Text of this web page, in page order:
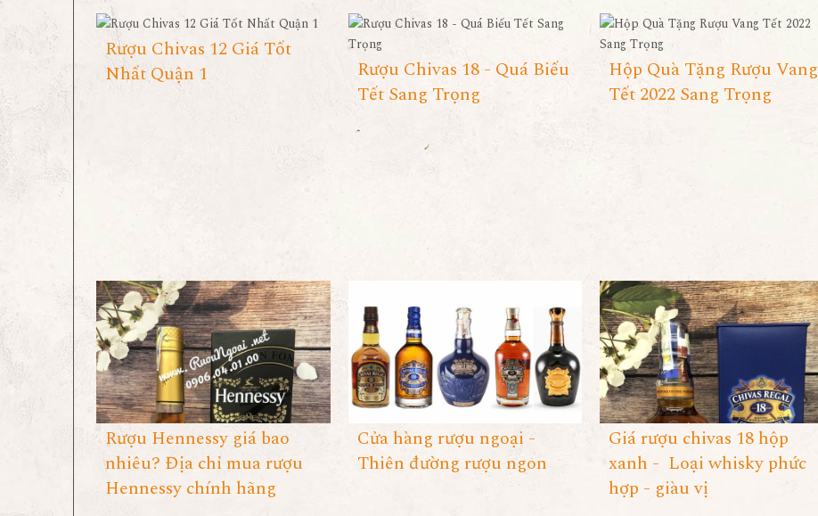
Rượu Chivas 12 Giá Tốt
Nhất Quận 1
Rượu Chivas 18 - Quá Biếu
Tết Sang Trọng
Hộp Quà Tặng Rượu Vang
Tết 2022 Sang Trọng
Rượu Hennessy giá bao
nhiêu? Địa chỉ mua rượu
Hennessy chính hãng
Cửa hàng rượu ngoại -
Thiên đường rượu ngon
Giá rượu chivas 18 hộp
xanh - Loại whisky phức
hợp - giàu vị